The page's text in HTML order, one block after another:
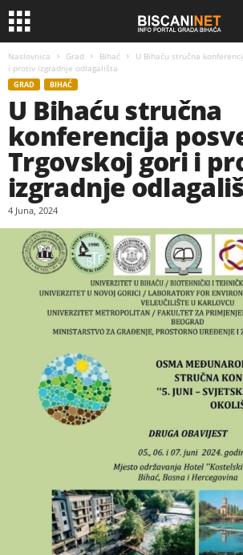
Naslovnica Grad Bihać
U Bihaću stručna
i protiv izgradnje odlagališta
GRAD BIHAĆ
U Bihaću stručna
konferencija
Trgovskoj gori i
izgradnje
4 Juna, 2024